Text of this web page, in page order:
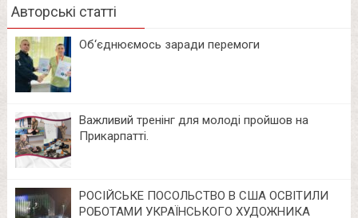
Авторські статті
Об‘єднюємось заради перемоги
Важливий тренінг для молоді пройшов на
Прикарпатті.
РОСІЙСЬКЕ ПОСОЛЬСТВО В США ОСВІТИЛИ
РОБОТАМИ УКРАЇНСЬКОГО ХУДОЖНИКА